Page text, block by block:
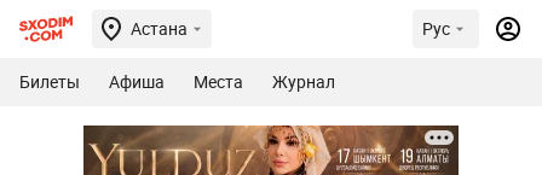
Астана Рус
Билеты Афиша Места Журнал